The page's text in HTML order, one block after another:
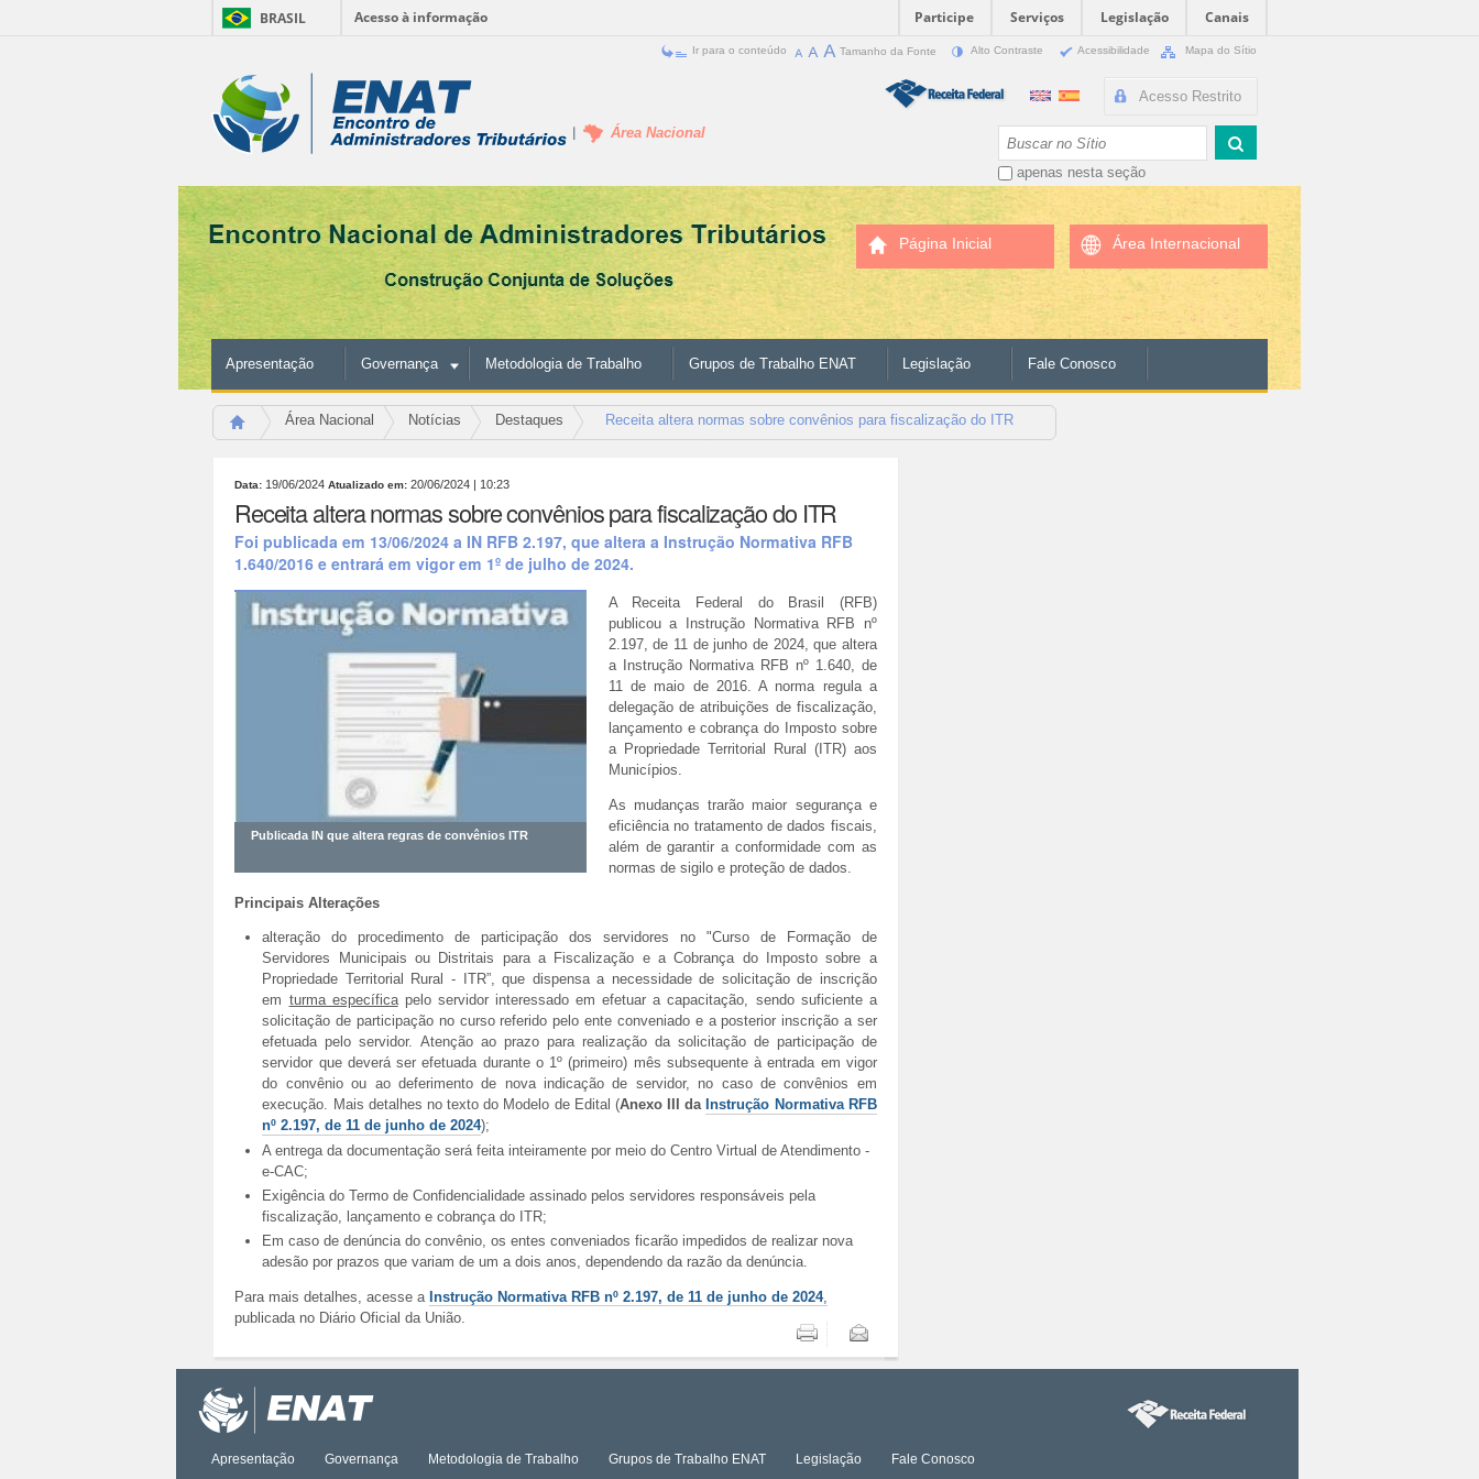
BRASIL Acesso à informação Participe Serviços Legislação
Canais
conteúdo.
a
navegação
Ir para o conteúdo Tamanho da Fonte Alto Contraste Acessibilidade Mapa do Sítio
Ferramentas
Pessoais
Acesso Restrito
apenas nesta seção
Área Nacional
Página Inicial Área Internacional
Apresentação Governança Metodologia de Trabalho Grupos de Trabalho ENAT Legislação Fale Conosco
Área Nacional Notícias Destaques Receita altera normas sobre convênios para fiscalização do ITR
Data: 19/06/2024 Atualizado em: 20/06/2024 | 10:23
Receita altera normas sobre convênios para fiscalização do ITR
Foi publicada em 13/06/2024 a IN RFB 2.197, que altera a Instrução Normativa RFB
1.640/2016 e entrará em vigor em 1º de julho de 2024.
Publicada IN que altera regras de convênios ITR
A Receita Federal do Brasil (RFB)
publicou a Instrução Normativa RFB nº
2.197, de 11 de junho de 2024, que altera
a Instrução Normativa RFB nº 1.640, de
11 de maio de 2016. A norma regula a
delegação de atribuições de fiscalização,
lançamento e cobrança do Imposto sobre
a Propriedade Territorial Rural (ITR) aos
Municípios.
As mudanças trarão maior segurança e
eficiência no tratamento de dados fiscais,
além de garantir a conformidade com as
normas de sigilo e proteção de dados.
Principais Alterações
alteração do procedimento de participação dos servidores no "Curso de Formação de
Servidores Municipais ou Distritais para a Fiscalização e a Cobrança do Imposto sobre a
Propriedade Territorial Rural - ITR”, que dispensa a necessidade de solicitação de inscrição
em turma específicapelo servidor interessado em efetuar a capacitação, sendo suficiente a
solicitação de participação no curso referido pelo ente conveniado e a posterior inscrição a ser
efetuada pelo servidor. Atenção ao prazo para realização da solicitação de participação de
servidor que deverá ser efetuada durante o 1º (primeiro) mês subsequente à entrada em vigor
do convênio ou ao deferimento de nova indicação de servidor, no caso de convênios em
execução. Mais detalhes no texto do Modelo de Edital (Anexo III da Instrução Normativa RFB
nº 2.197, de 11 de junho de 2024);
A entrega da documentação será feita inteiramente por meio do Centro Virtual de Atendimento -
e-CAC;
Exigência do Termo de Confidencialidade assinado pelos servidores responsáveis pela
fiscalização, lançamento e cobrança do ITR;
Em caso de denúncia do convênio, os entes conveniados ficarão impedidos de realizar nova
adesão por prazos que variam de um a dois anos, dependendo da razão da denúncia.
Para mais detalhes, acesse a Instrução Normativa RFB nº 2.197, de 11 de junho de 2024,
publicada no Diário Oficial da União.
Ações
documento
Enviar
Apresentação Governança Metodologia de Trabalho Grupos de Trabalho ENAT Legislação Fale Conosco